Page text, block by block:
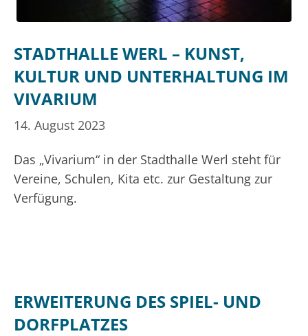
STADTHALLE WERL – KUNST,
KULTUR UND UNTERHALTUNG IM
VIVARIUM
14. August 2023
Das „Vivarium“ in der Stadthalle Werl steht für
Vereine, Schulen, Kita etc. zur Gestaltung zur
Verfügung.
ERWEITERUNG DES SPIEL- UND
DORFPLATZES